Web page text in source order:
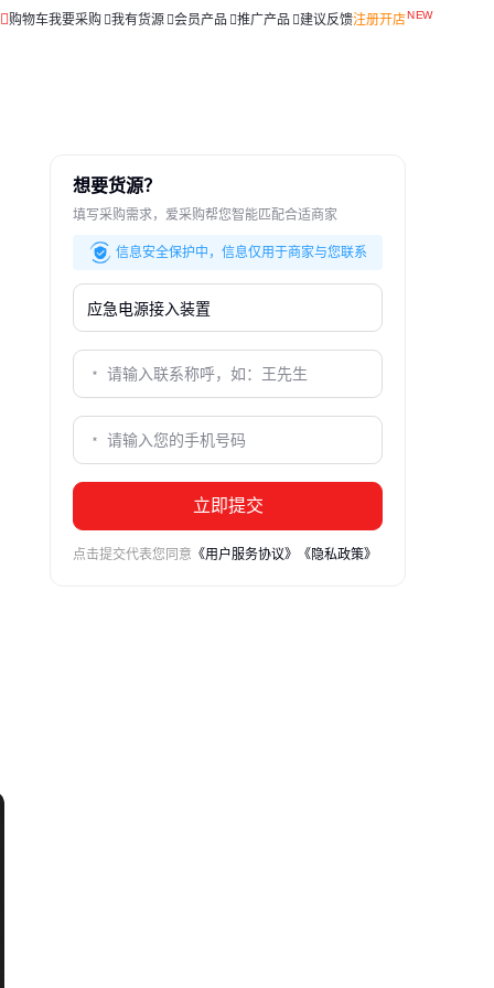
购物车我要采购 我有货源 会员产品 推广产品 建议反馈注册开店
想要货源？
填写采购需求，爱采购帮您智能匹配合适商家
信息安全保护中，信息仅用于商家与您联系
立即提交
点击提交代表您同意 《用户服务协议》 《隐私政策》